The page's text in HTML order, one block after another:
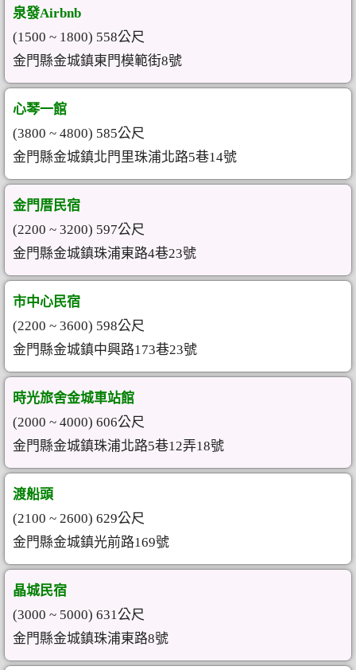
泉發Airbnb
(1500 ~ 1800) 558公尺
金門縣金城鎮東門模範街8號
心琴一館
(3800 ~ 4800) 585公尺
金門縣金城鎮北門里珠浦北路5巷14號
金門厝民宿
(2200 ~ 3200) 597公尺
金門縣金城鎮珠浦東路4巷23號
市中心民宿
(2200 ~ 3600) 598公尺
金門縣金城鎮中興路173巷23號
時光旅舍金城車站館
(2000 ~ 4000) 606公尺
金門縣金城鎮珠浦北路5巷12弄18號
渡船頭
(2100 ~ 2600) 629公尺
金門縣金城鎮光前路169號
晶城民宿
(3000 ~ 5000) 631公尺
金門縣金城鎮珠浦東路8號